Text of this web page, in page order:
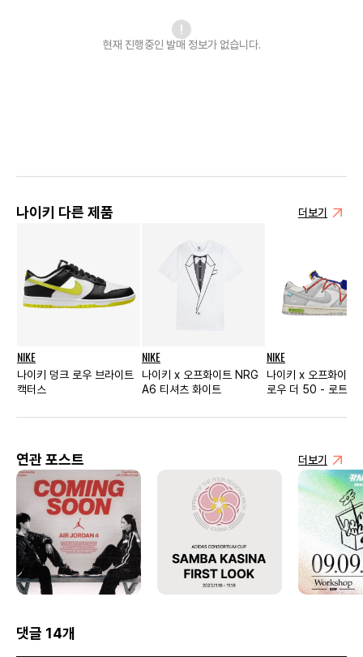
현재 진행중인 발매 정보가 없습니다.
나이키 다른 제품 더보기
NIKE
나이키 덩크 로우 브라이트
캑터스
NIKE
나이키 x 오프화이트 NRG
A6 티셔츠 화이트
NIKE
나이키 x 오프화이트
로우 더 50 - 로트 23
연관 포스트 더보기
댓글 14개